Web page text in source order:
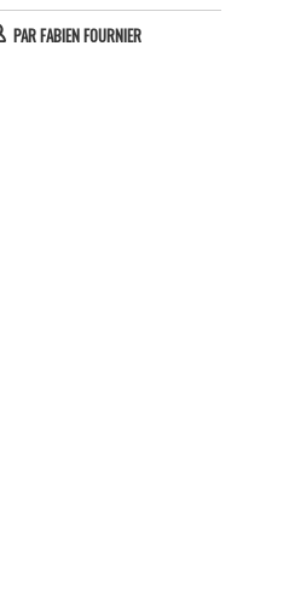
PARFABIEN FOURNIER